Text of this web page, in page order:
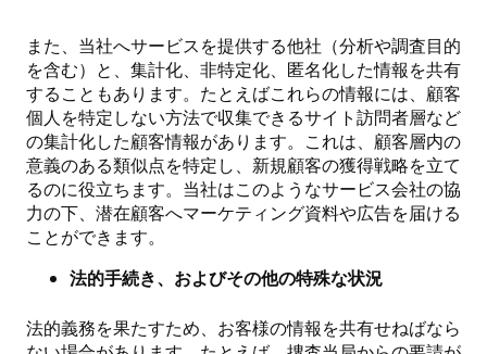
また、当社へサービスを提供する他社（分析や調査目的
を含む）と、集計化、非特定化、匿名化した情報を共有
することもあります。 たとえばこれらの情報には、顧客
個人を特定しない方法で収集できるサイト訪問者層など
の集計化した顧客情報があります。これは、顧客層内の
意義のある類似点を特定し、新規顧客の獲得戦略を立て
るのに役立ちます。当社はこのようなサービス会社の協
力の下、潜在顧客へマーケティング資料や広告を届ける
ことができます。
法的手続き、およびその他の特殊な状況
法的義務を果たすため、お客様の情報を共有せねばなら